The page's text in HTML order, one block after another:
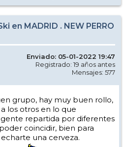
en MADRID . NEW PERRO
Enviado: 05-01-2022 19:47
Registrado: 19 años antes
Mensajes: 577
grupo, hay muy buen rollo,
los otros en lo que
repartida por diferentes
coincidir, bien para
una cerveza.